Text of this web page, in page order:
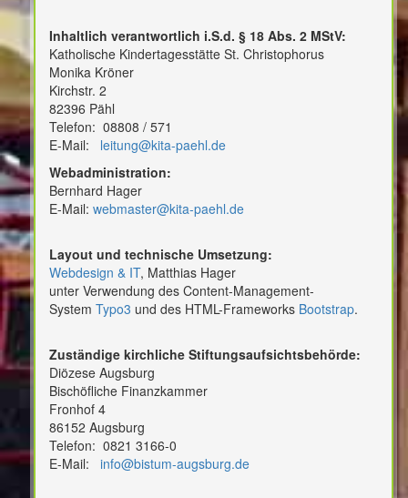
Inhaltlich verantwortlich i.S.d. § 18 Abs. 2 MStV:
Katholische Kindertagesstätte St. Christophorus
Monika Kröner
Kirchstr. 2
82396 Pähl
Telefon: 08808 / 571
E-Mail: leitung@kita-paehl.de
Webadministration:
Bernhard Hager
E-Mail: webmaster@kita-paehl.de
Layout und technische Umsetzung:
Webdesign & IT, Matthias Hager
unter Verwendung des Content-Management-
System Typo3 und des HTML-Frameworks Bootstrap.
Zuständige kirchliche Stiftungsaufsichtsbehörde:
Diözese Augsburg
Bischöfliche Finanzkammer
Fronhof 4
86152 Augsburg
Telefon: 0821 3166-0
E-Mail: info@bistum-augsburg.de